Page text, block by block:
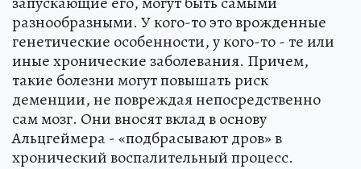
разнообразными. У кого-то это врожденные
генетические особенности, у кого-то - те или
иные хронические заболевания. Причем,
такие болезни могут повышать риск
деменции, не повреждая непосредственно
сам мозг. Они вносят вклад в основу
Альцгеймера - «подбрасывают дров» в
хронический воспалительный процесс.